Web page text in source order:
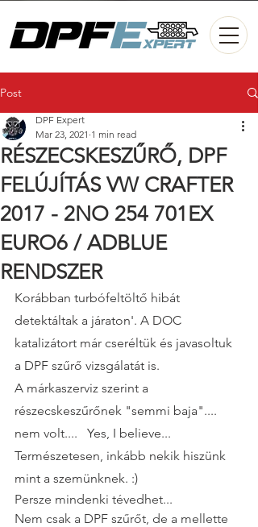
Post
RÉSZECSKESZŰRŐ, DPF
FELÚJÍTÁS VW CRAFTER
2017 - 2NO 254 701EX
EURO6 / ADBLUE
RENDSZER
DPF Expert
Mar 23, 2021 1 min read
Korábban turbófeltöltő hibát
detektáltak a járaton'. A DOC
katalizátort már cseréltük és javasoltuk
a DPF szűrő vizsgálatát is.
A márkaszerviz szerint a
részecskeszűrőnek "semmi baja"....
nem volt....   Yes, I believe...
Természetesen, inkább nekik hiszünk
mint a szemünknek. :)
Persze mindenki tévedhet...
Nem csak a DPF szűrőt, de a mellette